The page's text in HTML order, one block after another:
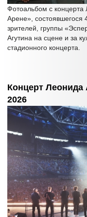
Фотоальбом с концерта
Арене»,
зрителей, группы
Агутина на сцене и за
стадионного концерта.
Концерт Леонида
2026